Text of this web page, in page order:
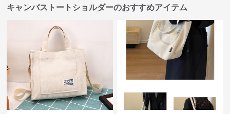
キャンバストートショルダーのおすすめアイテム